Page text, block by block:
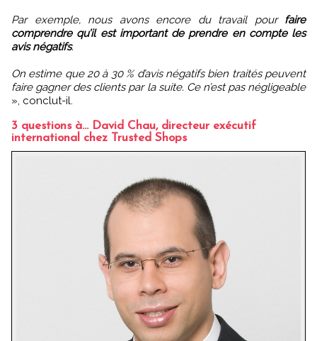
Par exemple, nous avons encore du travail pour faire
comprendre qu’il est important de prendre en compte les
avis négatifs.
On estime que 20 à 30 % d’avis négatifs bien traités peuvent
faire gagner des clients par la suite. Ce n’est pas négligeable
», conclut-il.
3 questions à… David Chau, directeur exécutif
international chez Trusted Shops